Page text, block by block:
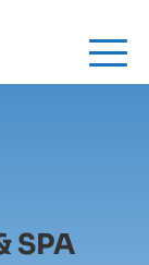
SPA